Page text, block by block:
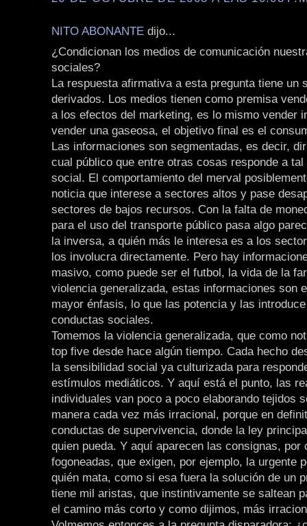
NITO ABONANTE dijo...
¿Condicionan los medios de comunicación
sociales?
La respuesta afirmativa a esta pregunta tiene un
derivados. Los medios tienen como premisa
a los efectos del marketing, es lo mismo vender
vender una gaseosa, el objetivo final es el
Las informaciones son segmentadas, es decir,
cual público que entre otras cosas responde a
social. El comportamiento del merval
noticia que interese a sectores altos y pase
sectores de bajos recursos. Con la falta de
para el uso del transporte público pasa algo
la inversa, a quién más le interesa es a los
los involucra directamente. Pero hay
masivo, como puede ser el futbol, la vida de la
violencia generalizada, estas informaciones son
mayor énfasis, lo que las potencia y las
conductas sociales.
Tomemos la violencia generalizada, que como
top five desde hace algún tiempo. Cada hecho
la sensibilidad social ya culturizada para
estímulos mediáticos. Y aquí está el punto, las
individuales van poco a poco elaborando tejidos
manera cada vez más irracional, porque en
conductas de supervivencia, donde la ley
quien pueda. Y aquí aparecen las consignas, por
fogoneadas, que exigen, por ejemplo, la urgente
quién mata, como si esa fuera la solución de un
tiene mil aristas, que instintivamente se saltean
el camino más corto y como dijimos, más